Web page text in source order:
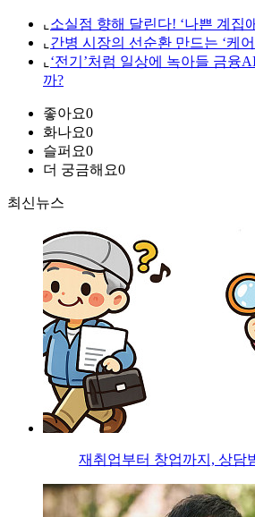
⌞ 소실점 향해 달린다! ‘나쁜 계집
⌞ 간병 시장의 선순환 만드는 ‘케
⌞ ‘전기’처럼 일상에 녹아들 금융
까?
좋아요0
화나요0
슬퍼요0
더 궁금해요0
최신뉴스
재취업부터 창업까지, 상담